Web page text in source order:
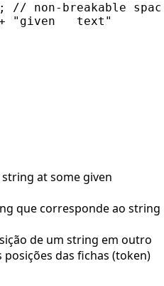
// non-breakable
"given   text"
at some given
que corresponde ao string
de um string em outro
das fichas (token)